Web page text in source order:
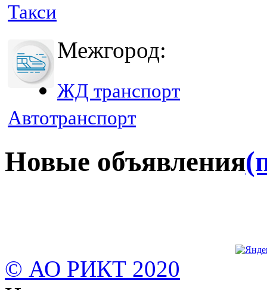
Такси
Межгород:
ЖД транспорт
Автотранспорт
Новые объявления
© АО РИКТ 2020